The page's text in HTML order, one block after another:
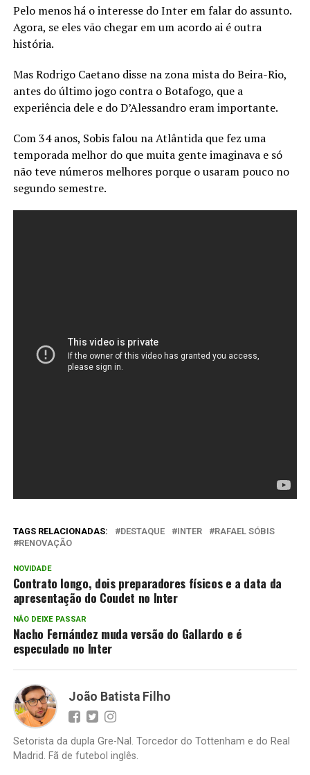
Pelo menos há o interesse do Inter em falar do assunto.
Agora, se eles vão chegar em um acordo ai é outra
história.
Mas Rodrigo Caetano disse na zona mista do Beira-Rio,
antes do último jogo contra o Botafogo, que a
experiência dele e do D’Alessandro eram importante.
Com 34 anos, Sobis falou na Atlântida que fez uma
temporada melhor do que muita gente imaginava e só
não teve números melhores porque o usaram pouco no
segundo semestre.
TAGS RELACIONADAS: DESTAQUE INTER
RAFAEL SÓBIS
RENOVAÇÃO
NOVIDADE
Contrato longo, dois preparadores físicos e a data da
apresentação do Coudet no Inter
NÃO DEIXE PASSAR
Nacho Fernández muda versão do Gallardo e é
especulado no Inter
João Batista Filho
Setorista da dupla Gre-Nal. Torcedor do Tottenham e do Real
Madrid. Fã de futebol inglês.